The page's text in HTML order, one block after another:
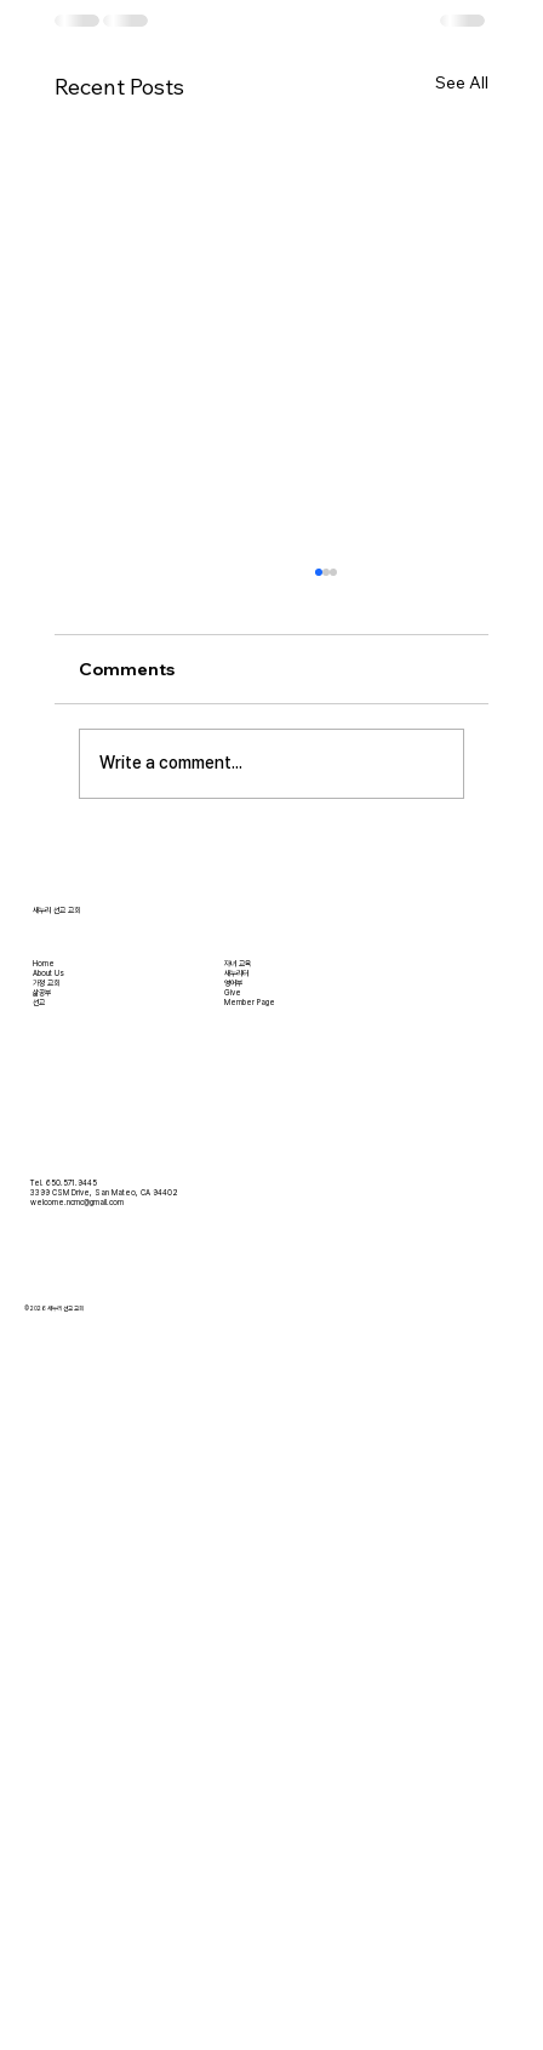
Recent Posts See All
Comments
Write a comment...
Home
About Us
​가정 교회
​삶공부
​선교
자녀 교육
새누리터
영어부
Give
Member Page
Tel. 650.571.9445
3399 CSM Drive, San Mateo, CA 94402
welcome.ncmc@gmail.com
© 2026 새누리 선교 교회
새누리 선교 교회